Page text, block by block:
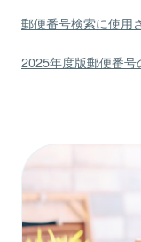
郵便番号検索に使用
2025年度版郵便番号